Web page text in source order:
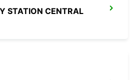
STATION CENTRAL